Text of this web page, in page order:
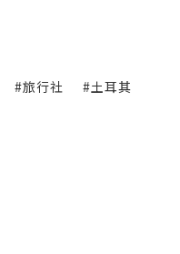
#旅行社 #土耳其